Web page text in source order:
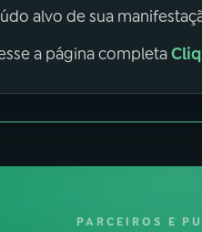
alvo de sua
a página completa
PARCEIROS E